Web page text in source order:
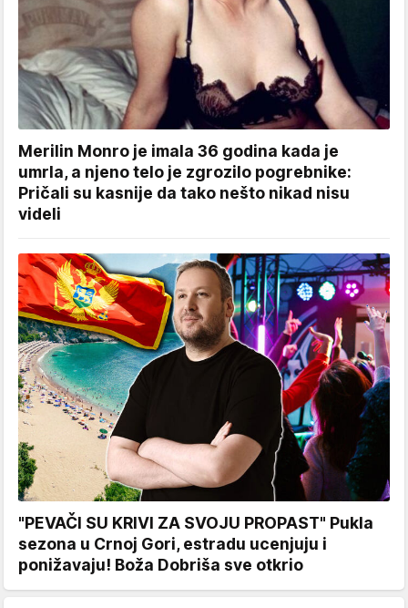
Merilin Monro je imala 36 godina kada je
umrla, a njeno telo je zgrozilo pogrebnike:
Pričali su kasnije da tako nešto nikad nisu
videli
"PEVAČI SU KRIVI ZA SVOJU PROPAST" Pukla
sezona u Crnoj Gori, estradu ucenjuju i
ponižavaju! Boža Dobriša sve otkrio